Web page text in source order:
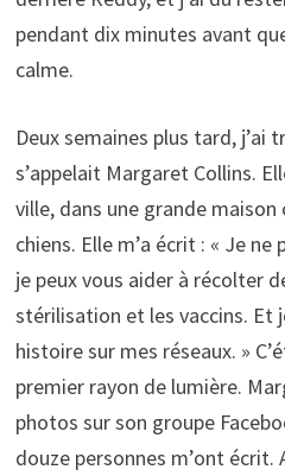
pendant dix minutes avant
calme.
Deux semaines plus tard, j’ai
s’appelait Margaret Collins.
ville, dans une grande
chiens. Elle m’a écrit : « Je
je peux vous aider à récolter
stérilisation et les vaccins. Et
histoire sur mes réseaux. »
premier rayon de lumière.
photos sur son groupe
douze personnes m’ont écrit.